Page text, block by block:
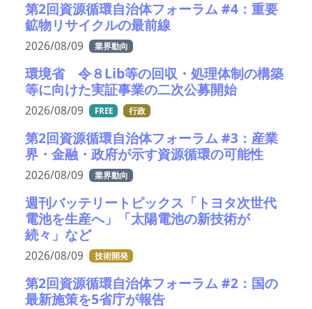
第2回資源循環自治体フォーラム #4：重要
鉱物リサイクルの最前線
2026/08/09 業界動向
環境省 令８Lib等の回収・処理体制の構築
等に向けた実証事業の二次公募開始
2026/08/09 FREE 行政
第2回資源循環自治体フォーラム #3：産業
界・金融・政府が示す資源循環の可能性
2026/08/09 業界動向
週刊バッテリートピックス「トヨタ次世代
電池を生産へ」「太陽電池の新技術が
続々」など
2026/08/09 技術開発
第2回資源循環自治体フォーラム #2：国の
最新施策を5省庁が報告